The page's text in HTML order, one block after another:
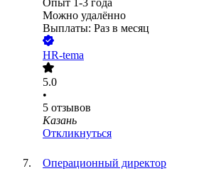
Опыт 1-3 года
Можно удалённо
Выплаты: Раз в месяц
HR-tema
5.0
•
5 отзывов
Казань
Откликнуться
Операционный директор